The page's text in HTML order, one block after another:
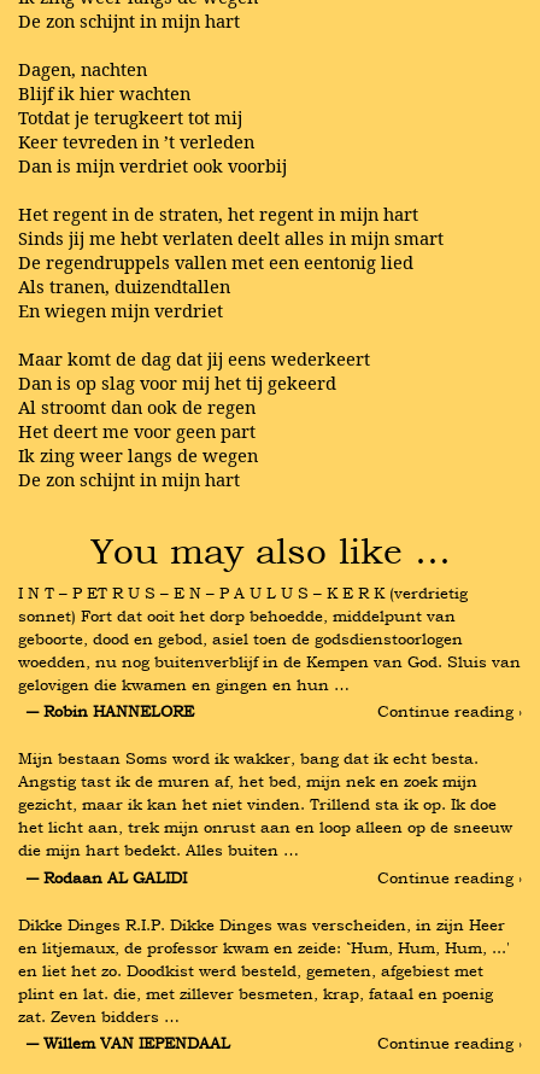
De zon schijnt in mijn hart
Dagen, nachten
Blijf ik hier wachten
Totdat je terugkeert tot mij
Keer tevreden in ’t verleden
Dan is mijn verdriet ook voorbij
Het regent in de straten, het regent in mijn hart
Sinds jij me hebt verlaten deelt alles in mijn smart
De regendruppels vallen met een eentonig lied
Als tranen, duizendtallen
En wiegen mijn verdriet
Maar komt de dag dat jij eens wederkeert
Dan is op slag voor mij het tij gekeerd
Al stroomt dan ook de regen
Het deert me voor geen part
Ik zing weer langs de wegen
De zon schijnt in mijn hart
You may also like …
I N T – P ET R U S – E N – P A U L U S – K E R K (verdrietig
sonnet) Fort dat ooit het dorp behoedde, middelpunt van
geboorte, dood en gebod, asiel toen de godsdienstoorlogen
woedden, nu nog buitenverblijf in de Kempen van God. Sluis van
gelovigen die kwamen en gingen en hun …
― Robin HANNELORE
Continue reading ›
Mijn bestaan Soms word ik wakker, bang dat ik echt besta.
Angstig tast ik de muren af, het bed, mijn nek en zoek mijn
gezicht, maar ik kan het niet vinden. Trillend sta ik op. Ik doe
het licht aan, trek mijn onrust aan en loop alleen op de sneeuw
die mijn hart bedekt. Alles buiten …
― Rodaan AL GALIDI
Continue reading ›
Dikke Dinges R.I.P. Dikke Dinges was verscheiden, in zijn Heer
en litjemaux, de professor kwam en zeide: `Hum, Hum, Hum, ...'
en liet het zo. Doodkist werd besteld, gemeten, afgebiest met
plint en lat. die, met zillever besmeten, krap, fataal en poenig
zat. Zeven bidders …
― Willem VAN IEPENDAAL
Continue reading ›